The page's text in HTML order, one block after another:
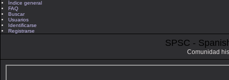
Índice general
FAQ
Buscar
Usuarios
Identificarse
Registrarse
SPSC -
Comunidad